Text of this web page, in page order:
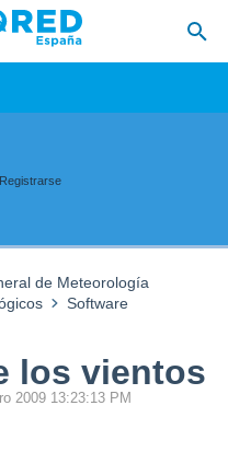
Registrarse
de Meteorología
Software
los vientos
2009 13:23:13 PM